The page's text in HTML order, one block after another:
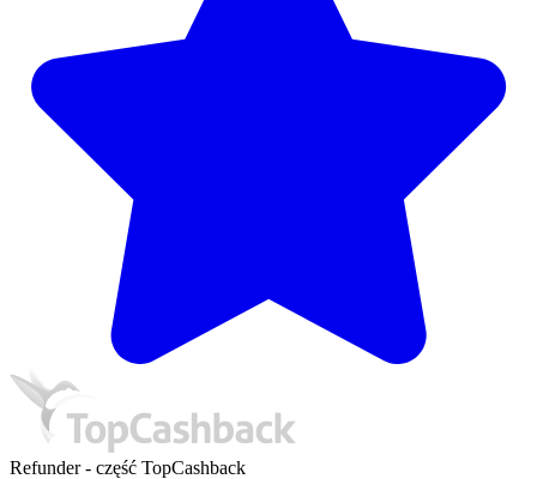
Refunder - część TopCashback